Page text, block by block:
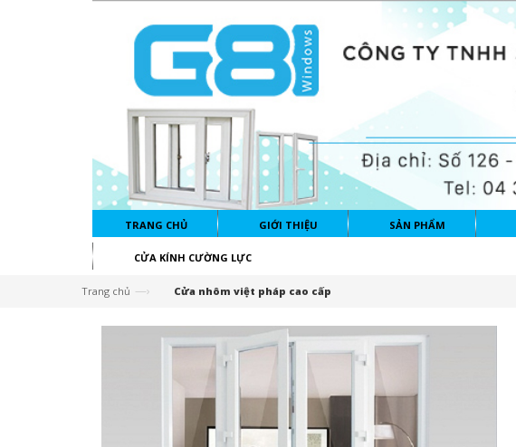
TRANG CHỦ GIỚI THIỆU SẢN PHẨM
CỬA KÍNH CƯỜNG LỰC
Trang chủ —› Cửa nhôm việt pháp cao cấp